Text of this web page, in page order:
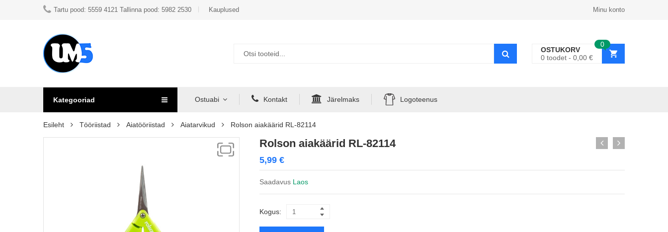
Tartu pood: 5559 4121 Tallinna pood: 5982 2530 Kauplused Minu konto
0
OSTUKORV
0 toodet 0,00 €
Kategooriad Ostuabi Kontakt Järelmaks Logoteenus
Esileht Tööriistad Aiatööriistad Aiatarvikud Rolson aiakäärid RL-82114
Rolson aiakäärid RL-82114
5,99 €
Saadavus Laos
Kogus: